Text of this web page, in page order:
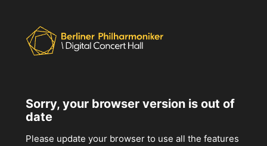
Sorry, your browser version is out of
date
Please update your browser to use all the features